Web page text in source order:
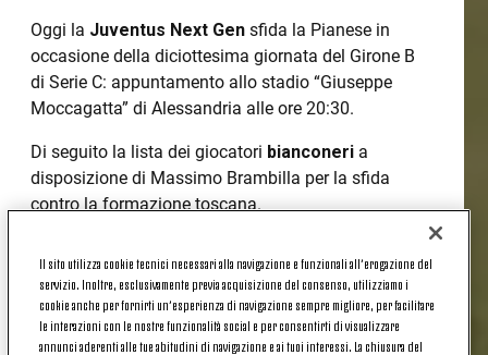
Oggi la Juventus Next Gen sfida la Pianese in
occasione della diciottesima giornata del Girone B
di Serie C: appuntamento allo stadio “Giuseppe
Moccagatta” di Alessandria alle ore 20:30.
Di seguito la lista dei giocatori bianconeri a
disposizione di Massimo Brambilla per la sfida
contro la formazione toscana.
JUVENTUS NEXT GEN-PIANESE, I
CONVOCATI
Il sito utilizza cookie tecnici necessari alla navigazione e funzionali all’erogazione del
servizio. Inoltre, esclusivamente previa acquisizione del consenso, utilizziamo i
cookie anche per fornirti un’esperienza di navigazione sempre migliore, per facilitare
le interazioni con le nostre funzionalità social e per consentirti di visualizzare
annunci aderenti alle tue abitudini di navigazione e ai tuoi interessi. La chiusura del